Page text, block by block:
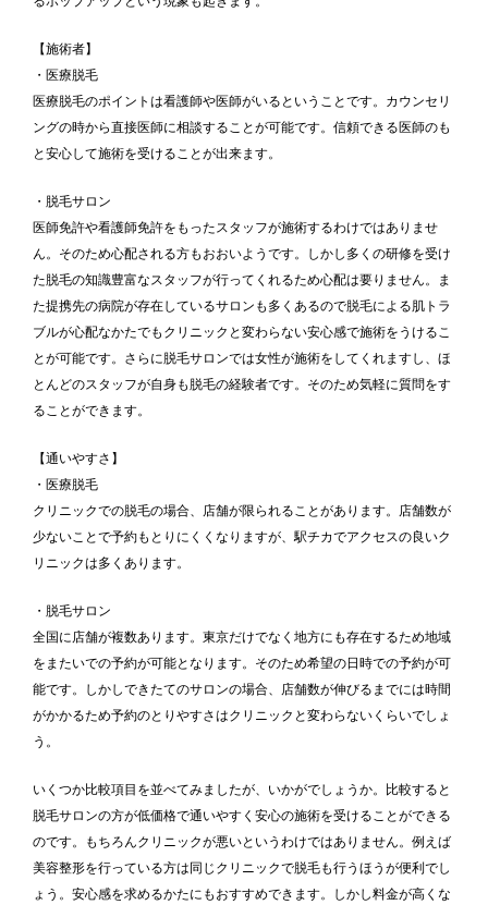
【施術者】
・医療脱毛
医療脱毛のポイントは看護師や医師がいるということです。カウンセリ
ングの時から直接医師に相談することが可能です。信頼できる医師のも
と安心して施術を受けることが出来ます。
・脱毛サロン
医師免許や看護師免許をもったスタッフが施術するわけではありませ
ん。そのため心配される方もおおいようです。しかし多くの研修を受け
た脱毛の知識豊富なスタッフが行ってくれるため心配は要りません。ま
た提携先の病院が存在しているサロンも多くあるので脱毛による肌トラ
ブルが心配なかたでもクリニックと変わらない安心感で施術をうけるこ
とが可能です。さらに脱毛サロンでは女性が施術をしてくれますし、ほ
とんどのスタッフが自身も脱毛の経験者です。そのため気軽に質問をす
ることができます。
【通いやすさ】
・医療脱毛
クリニックでの脱毛の場合、店舗が限られることがあります。店舗数が
少ないことで予約もとりにくくなりますが、駅チカでアクセスの良いク
リニックは多くあります。
・脱毛サロン
全国に店舗が複数あります。東京だけでなく地方にも存在するため地域
をまたいでの予約が可能となります。そのため希望の日時での予約が可
能です。しかしできたてのサロンの場合、店舗数が伸びるまでには時間
がかかるため予約のとりやすさはクリニックと変わらないくらいでしょ
う。
いくつか比較項目を並べてみましたが、いかがでしょうか。比較すると
脱毛サロンの方が低価格で通いやすく安心の施術を受けることができる
のです。もちろんクリニックが悪いというわけではありません。例えば
美容整形を行っている方は同じクリニックで脱毛も行うほうが便利でし
ょう。安心感を求めるかたにもおすすめできます。しかし料金が高くな